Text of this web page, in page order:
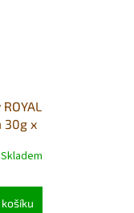
30g x
Skladem
košíku